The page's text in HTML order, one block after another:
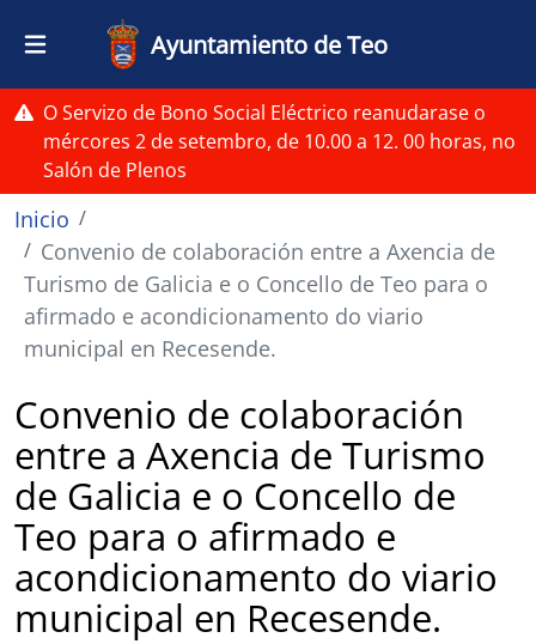
Pasar al contenido principal
Ayuntamiento de Teo
O Servizo de Bono Social Eléctrico reanudarase o
mércores 2 de setembro, de 10.00 a 12. 00 horas, no
Salón de Plenos
Ruta de navegación
Inicio
Convenio de colaboración entre a Axencia de
Turismo de Galicia e o Concello de Teo para o
afirmado e acondicionamento do viario
municipal en Recesende.
Convenio de colaboración
entre a Axencia de Turismo
de Galicia e o Concello de
Teo para o afirmado e
acondicionamento do viario
municipal en Recesende.